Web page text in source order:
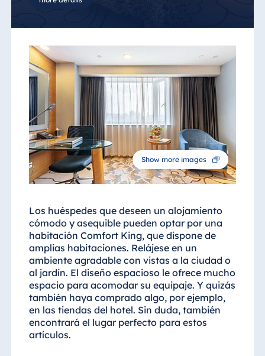
Show more images
Los huéspedes que deseen un alojamiento
cómodo y asequible pueden optar por una
habitación Comfort King, que dispone de
amplias habitaciones. Relájese en un
ambiente agradable con vistas a la ciudad o
al jardín. El diseño espacioso le ofrece mucho
espacio para acomodar su equipaje. Y quizás
también haya comprado algo, por ejemplo,
en las tiendas del hotel. Sin duda, también
encontrará el lugar perfecto para estos
artículos.